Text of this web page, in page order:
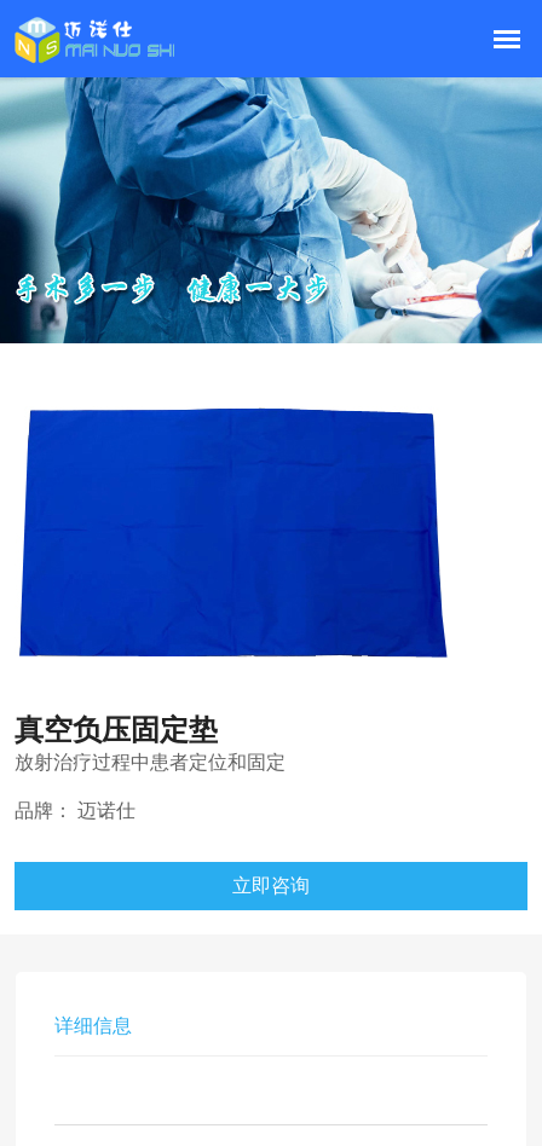
真空负压固定垫
放射治疗过程中患者定位和固定
品牌： 迈诺仕
立即咨询
详细信息